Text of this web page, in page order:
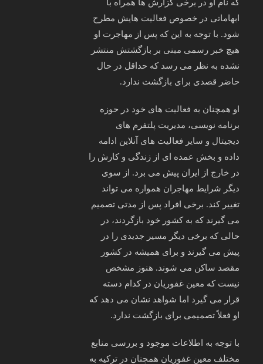
که نام او در برخی گزارش‌ ها همراه با
ابهاماتی در خصوص فعالیت‌ هایش مطرح
شود. با توجه به این که پس از مهاجرت او
هیچ خبر رسمی مبنی بر بازگشتش منتشر
نشده به نظر می‌ رسد که حداقل در حال
حاضر قصدی برای بازگشت ندارد.
او همچنان به فعالیت‌ های خود در حوزه
برنامه‌ نویسی، مدیریت پلتفرم‌ های
دیجیتال و سایر فعالیت‌ های آنلاین ادامه
داده و بخش عمده‌ ای از زندگی و کارش را
در خارج از ایران پیش می‌ برد. از سوی
دیگر شرایط مهاجران همواره می‌ تواند
تغییر کند. برخی افراد پس از مدتی تصمیم
می‌ گیرند که به کشور خود بازگردند، در
حالی که برخی دیگر مسیر جدیدی را در
پیش می‌ گیرند و برای همیشه در کشور
مقصد ساکن می‌ شوند. هنوز مشخص
نیست که معین غفوریان در کدام دسته
قرار می‌ گیرد اما شواهد نشان می‌ دهد که
او فعلاً تصمیمی برای بازگشت ندارد.
با توجه به اطلاعات موجود و بررسی منابع
مختلف معین غفوریان همچنان در ترکیه به